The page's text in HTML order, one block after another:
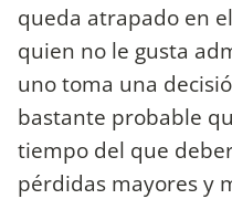
queda atrapado en
quien no le gusta
uno toma una
bastante probable
tiempo del que
pérdidas mayores y